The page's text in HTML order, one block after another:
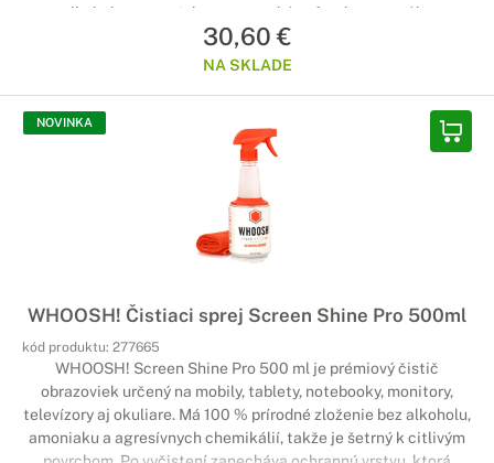
alkoholu a amoniaku, nezanecháva šmuhy a pomáha
odstraňovať odtlačky prstov, prach aj nečistoty. Vďaka veľkému
objemu je ideálnou voľbou na dlhodobé používanie doma alebo
30,60 €
NA SKLADE
NOVINKA
WHOOSH! Čistiaci sprej Screen Shine Pro 500ml
kód produktu: 277665
WHOOSH! Screen Shine Pro 500 ml je prémiový čistič
obrazoviek určený na mobily, tablety, notebooky, monitory,
televízory aj okuliare. Má 100 % prírodné zloženie bez alkoholu,
amoniaku a agresívnych chemikálií, takže je šetrný k citlivým